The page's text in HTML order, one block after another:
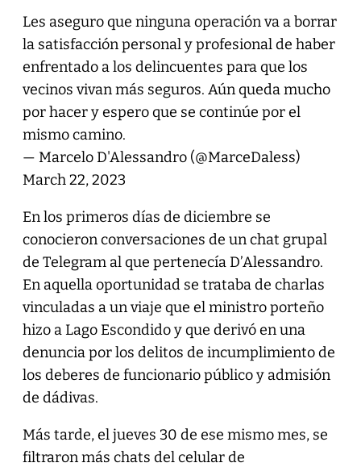
Les aseguro que ninguna operación va a borrar
la satisfacción personal y profesional de haber
enfrentado a los delincuentes para que los
vecinos vivan más seguros. Aún queda mucho
por hacer y espero que se continúe por el
mismo camino.
— Marcelo D'Alessandro (@MarceDaless)
March 22, 2023
En los primeros días de diciembre se
conocieron conversaciones de un chat grupal
de Telegram al que pertenecía D’Alessandro.
En aquella oportunidad se trataba de charlas
vinculadas a un viaje que el ministro porteño
hizo a Lago Escondido y que derivó en una
denuncia por los delitos de incumplimiento de
los deberes de funcionario público y admisión
de dádivas.
Más tarde, el jueves 30 de ese mismo mes, se
filtraron más chats del celular de